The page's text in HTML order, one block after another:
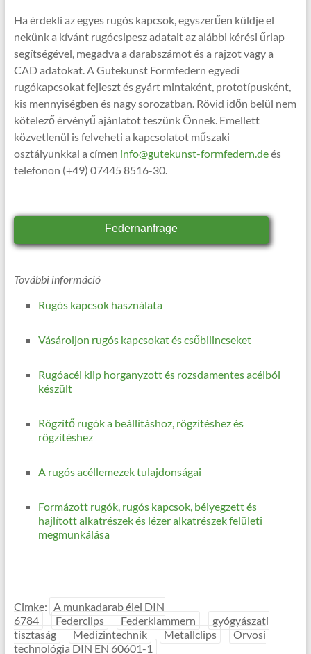
Ha érdekli az egyes rugós kapcsok, egyszerűen küldje el
nekünk a kívánt rugócsipesz adatait az alábbi kérési űrlap
segítségével, megadva a darabszámot és a rajzot vagy a
CAD adatokat. A Gutekunst Formfedern egyedi
rugókapcsokat fejleszt és gyárt mintaként, prototípusként,
kis mennyiségben és nagy sorozatban. Rövid időn belül nem
kötelező érvényű ajánlatot teszünk Önnek. Emellett
közvetlenül is felveheti a kapcsolatot műszaki
osztályunkkal a címen info@gutekunst-formfedern.deés
telefonon (+49) 07445 8516-30.
Federnanfrage
További információ
Rugós kapcsok használata
Vásároljon rugós kapcsokat és csőbilincseket
Rugóacél klip horganyzott és rozsdamentes acélból
készült
Rögzítő rugók a beállításhoz, rögzítéshez és
rögzítéshez
A rugós acéllemezek tulajdonságai
Formázott rugók, rugós kapcsok, bélyegzett és
hajlított alkatrészek és lézer alkatrészek felületi
megmunkálása
Cimke: A munkadarab élei DIN
6784
Federclips Federklammern
gyógyászati
tisztaság
Medizintechnik Metallclips
Orvosi
technológia DIN EN 60601-1